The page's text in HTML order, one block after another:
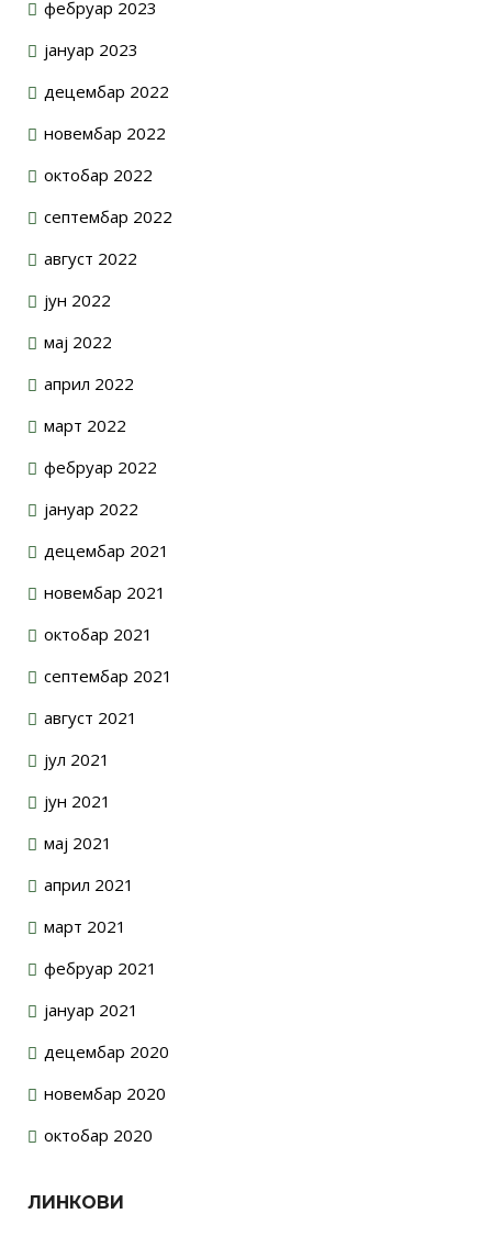
фебруар 2023
јануар 2023
децембар 2022
новембар 2022
октобар 2022
септембар 2022
август 2022
јун 2022
мај 2022
април 2022
март 2022
фебруар 2022
јануар 2022
децембар 2021
новембар 2021
октобар 2021
септембар 2021
август 2021
јул 2021
јун 2021
мај 2021
април 2021
март 2021
фебруар 2021
јануар 2021
децембар 2020
новембар 2020
октобар 2020
ЛИНКОВИ